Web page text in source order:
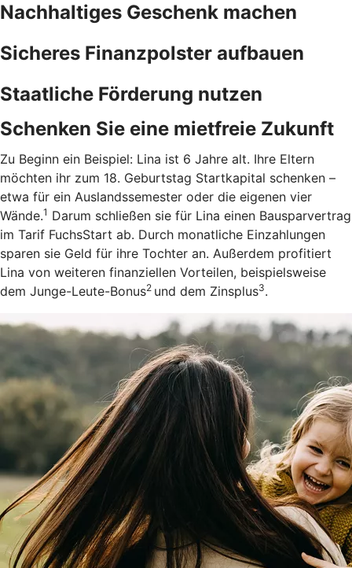
Nachhaltiges Geschenk machen
Sicheres Finanzpolster aufbauen
Staatliche Förderung nutzen
Schenken Sie eine mietfreie Zukunft
Zu Beginn ein Beispiel: Lina ist 6 Jahre alt. Ihre Eltern
möchten ihr zum 18. Geburtstag Startkapital schenken –
etwa für ein Auslandssemester oder die eigenen vier
Wände.1 Darum schließen sie für Lina einen Bausparvertrag
im Tarif FuchsStart ab. Durch monatliche Einzahlungen
sparen sie Geld für ihre Tochter an. Außerdem profitiert
Lina von weiteren finanziellen Vorteilen, beispielsweise
dem Junge-Leute-Bonus2 und dem Zinsplus3.